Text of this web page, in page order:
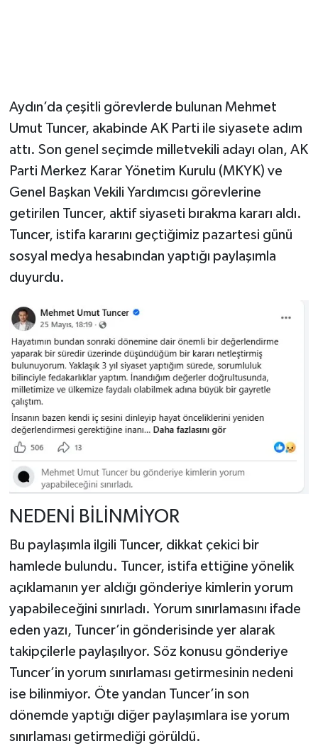
Aydın’da çeşitli görevlerde bulunan Mehmet
Umut Tuncer, akabinde AK Parti ile siyasete adım
attı. Son genel seçimde milletvekili adayı olan, AK
Parti Merkez Karar Yönetim Kurulu (MKYK) ve
Genel Başkan Vekili Yardımcısı görevlerine
getirilen Tuncer, aktif siyaseti bırakma kararı aldı.
Tuncer, istifa kararını geçtiğimiz pazartesi günü
sosyal medya hesabından yaptığı paylaşımla
duyurdu.
NEDENİ BİLİNMİYOR
Bu paylaşımla ilgili Tuncer, dikkat çekici bir
hamlede bulundu. Tuncer, istifa ettiğine yönelik
açıklamanın yer aldığı gönderiye kimlerin yorum
yapabileceğini sınırladı. Yorum sınırlamasını ifade
eden yazı, Tuncer’in gönderisinde yer alarak
takipçilerle paylaşılıyor. Söz konusu gönderiye
Tuncer’in yorum sınırlaması getirmesinin nedeni
ise bilinmiyor. Öte yandan Tuncer’in son
dönemde yaptığı diğer paylaşımlara ise yorum
sınırlaması getirmediği görüldü.